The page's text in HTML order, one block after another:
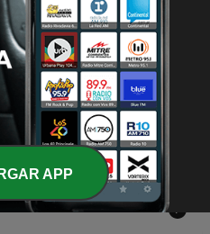
de la Ouija
DEL VATICANO"
El Misterio que
APP